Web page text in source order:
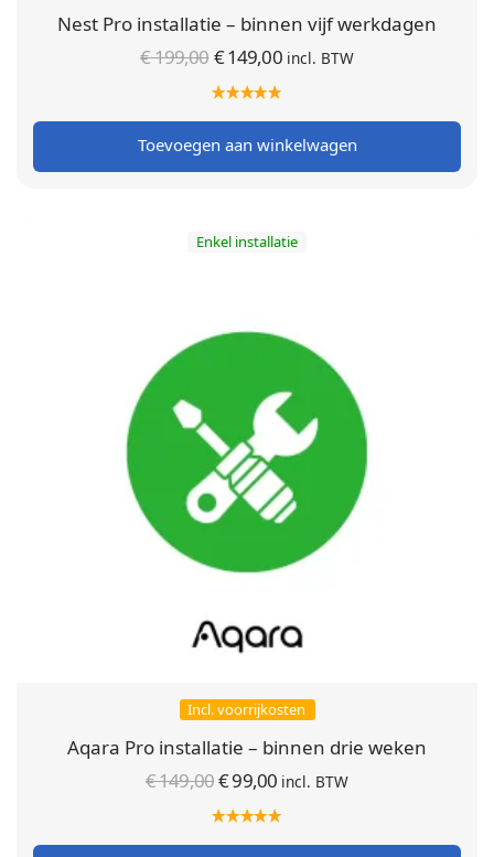
Nest Pro installatie – binnen vijf werkdagen
€199,00Oorspronkelijke
prijs was:
€ 199,00.
€149,00 Huidige
€ 149,00.
incl. BTW
Toevoegen aan winkelwagen
Enkel installatie
Incl. voorrijkosten
Aqara Pro installatie – binnen drie weken
€149,00Oorspronkelijke
prijs was:
€ 149,00.
€99,00 Huidige
€ 99,00.
incl. BTW